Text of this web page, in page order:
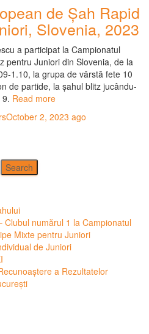
de Șah Rapid
Slovenia, 2023
a participat la Campionatul
pentru Juniori din Slovenia, de la
1.10, la grupa de vârstă fete 10
de partide, la șahul blitz jucându-
Read more
October 2, 2023 ago
Clubul numărul 1 la Campionatul
Mixte pentru Juniori
de Juniori
a Rezultatelor